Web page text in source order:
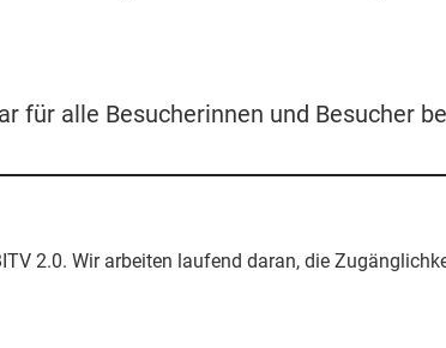
für alle Besucherinnen und Besucher
2.0. Wir arbeiten laufend daran, die